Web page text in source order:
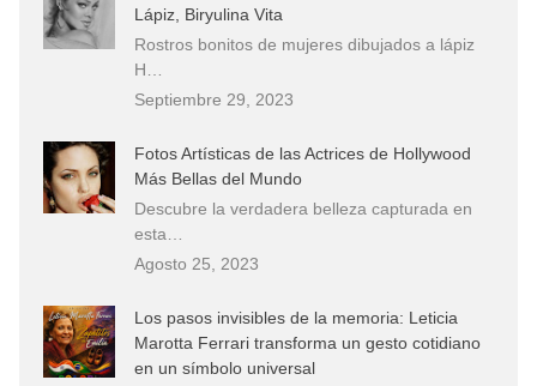
Lápiz, Biryulina Vita
Rostros bonitos de mujeres dibujados a lápiz
H…
Septiembre 29, 2023
Fotos Artísticas de las Actrices de Hollywood
Más Bellas del Mundo
Descubre la verdadera belleza capturada en
esta…
Agosto 25, 2023
Los pasos invisibles de la memoria: Leticia
Marotta Ferrari transforma un gesto cotidiano
en un símbolo universal